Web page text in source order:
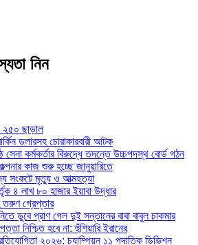
নিন
২৫০ ছাড়াল
ডলারসহ চোরাকারবারী আটক
সেনা কর্মকর্তার বিরুদ্ধে তদন্তে উচ্চপদস্থ বোর্ড গঠন
কাজ শুরু হচ্ছে জানুয়ারিতে
সংকটে মৃত্যু ও আত্মহত্যা
৪ লাখ ৮০ হাজার ইয়াবা উদ্ধার
তরুণ গ্রেপ্তার
ডুবে প্রাণ গেল দুই সন্তানের বাবা বাবুল চাকমার
নিশ্চিত হবে না: হুঁশিয়ারি ইরানের
প্রতিযোগিতা ২০২৬: চ্যাম্পিয়ন ১১ পদাতিক ডিভিশন